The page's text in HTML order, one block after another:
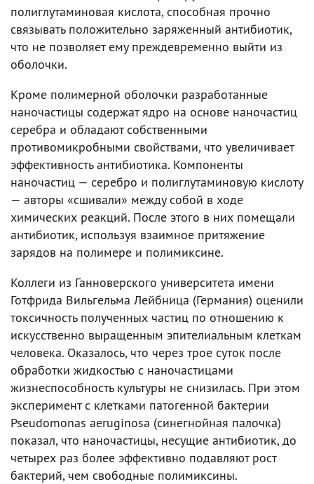
полиглутаминовая кислота, способная прочно
связывать положительно заряженный антибиотик,
что не позволяет ему преждевременно выйти из
оболочки.
Кроме полимерной оболочки разработанные
наночастицы содержат ядро на основе наночастиц
серебра и обладают собственными
противомикробными свойствами, что увеличивает
эффективность антибиотика. Компоненты
наночастиц — серебро и полиглутаминовую кислоту
— авторы «сшивали» между собой в ходе
химических реакций. После этого в них помещали
антибиотик, используя взаимное притяжение
зарядов на полимере и полимиксине.
Коллеги из Ганноверского университета имени
Готфрида Вильгельма Лейбница (Германия) оценили
токсичность полученных частиц по отношению к
искусственно выращенным эпителиальным клеткам
человека. Оказалось, что через трое суток после
обработки жидкостью с наночастицами
жизнеспособность культуры не снизилась. При этом
эксперимент с клетками патогенной бактерии
Pseudomonas aeruginosa (синегнойная палочка)
показал, что наночастицы, несущие антибиотик, до
четырех раз более эффективно подавляют рост
бактерий, чем свободные полимиксины.